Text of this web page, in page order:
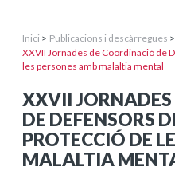
Inici > Publicacions i descàrregues >
XXVII Jornades de Coordinació de
les persones amb malaltia mental
XXVII
DE DEFENSORS
PROTECCIÓ DE
MALALTIA